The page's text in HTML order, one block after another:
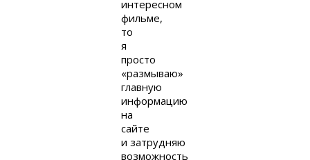
интересном
фильме,
то
я
просто
«размываю»
главную
информацию
на
сайте
и затрудняю
возможность